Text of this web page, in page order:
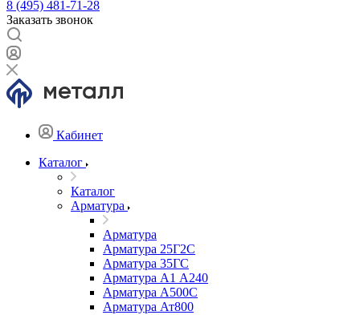
8 (495) 481-71-28
Заказать звонок
Кабинет
Каталог
Каталог
Арматура
Арматура
Арматура 25Г2С
Арматура 35ГС
Арматура А1 А240
Арматура А500С
Арматура Ат800